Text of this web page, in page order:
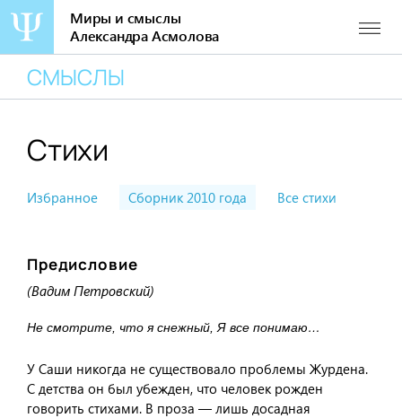
содержанию
Миры и смыслы
Александра Асмолова
СМЫСЛЫ
Стихи
Избранное Сборник 2010 года Все стихи
Предисловие
(Вадим Петровский)
Не смотрите, что я снежный, Я все понимаю…
У Саши никогда не существовало проблемы Журдена.
С детства он был убежден, что человек рожден
говорить стихами. В проза — лишь досадная